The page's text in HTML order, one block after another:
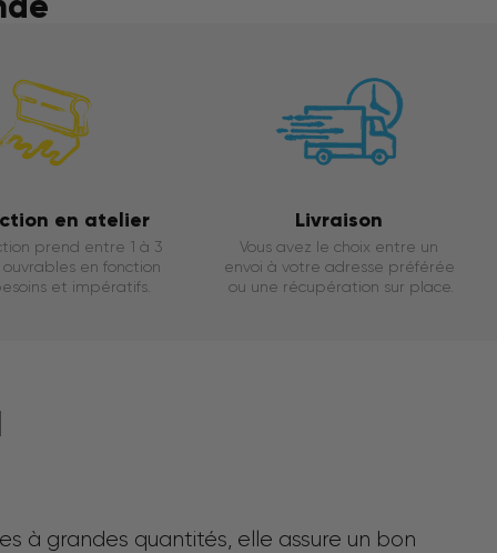
en atelier
prend entre 1 à 3
ouvrables en fonction
et impératifs.
Livraison
Vous avez le choix entre un
envoi à votre adresse préférée
ou une récupération sur place.
à grandes quantités, elle assure un bon